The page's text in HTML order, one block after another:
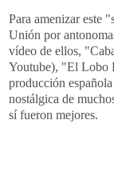
Para amenizar este
Unión por
vídeo de ellos,
Youtube), "El Lobo
producción
nostálgica de
sí fueron mejores.